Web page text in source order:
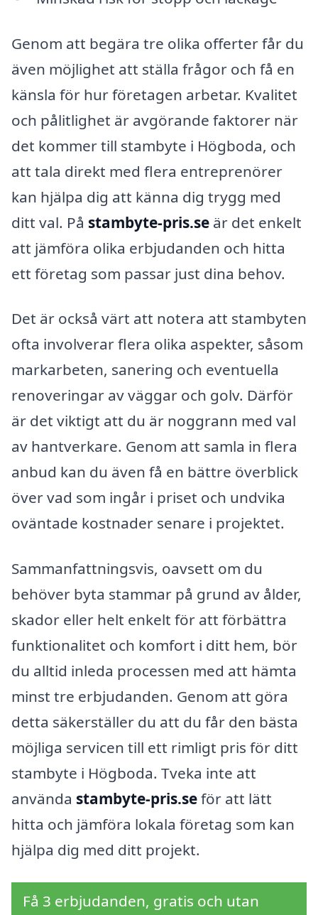
Genom att begära tre olika offerter får du
även möjlighet att ställa frågor och få en
känsla för hur företagen arbetar. Kvalitet
och pålitlighet är avgörande faktorer när
det kommer till stambyte i Högboda, och
att tala direkt med flera entreprenörer
kan hjälpa dig att känna dig trygg med
ditt val. På stambyte-pris.se är det enkelt
att jämföra olika erbjudanden och hitta
ett företag som passar just dina behov.
Det är också värt att notera att stambyten
ofta involverar flera olika aspekter, såsom
markarbeten, sanering och eventuella
renoveringar av väggar och golv. Därför
är det viktigt att du är noggrann med val
av hantverkare. Genom att samla in flera
anbud kan du även få en bättre överblick
över vad som ingår i priset och undvika
oväntade kostnader senare i projektet.
Sammanfattningsvis, oavsett om du
behöver byta stammar på grund av ålder,
skador eller helt enkelt för att förbättra
funktionalitet och komfort i ditt hem, bör
du alltid inleda processen med att hämta
minst tre erbjudanden. Genom att göra
detta säkerställer du att du får den bästa
möjliga servicen till ett rimligt pris för ditt
stambyte i Högboda. Tveka inte att
använda stambyte-pris.seför att lätt
hitta och jämföra lokala företag som kan
hjälpa dig med ditt projekt.
Få 3 erbjudanden, gratis och utan